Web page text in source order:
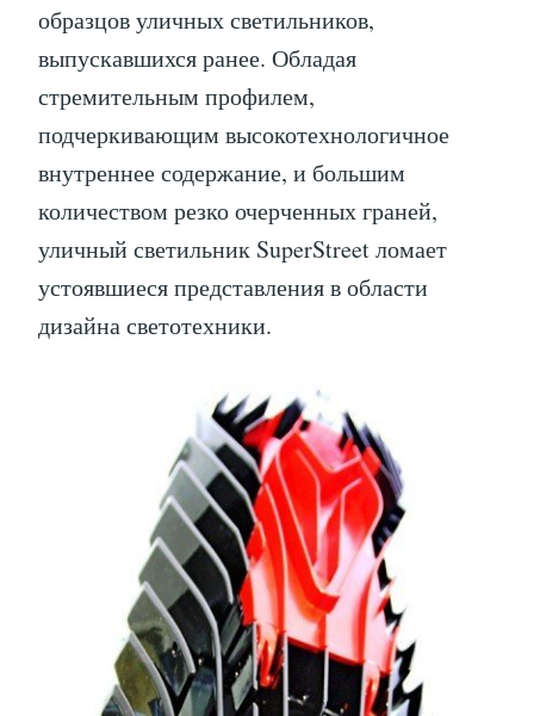
образцов уличных светильников,
выпускавшихся ранее. Обладая
стремительным профилем,
подчеркивающим высокотехнологичное
внутреннее содержание, и большим
количеством резко очерченных граней,
уличный светильник SuperStreet ломает
устоявшиеся представления в области
дизайна светотехники.